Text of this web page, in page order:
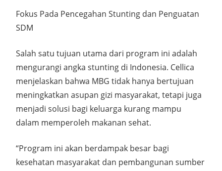
Fokus Pada Pencegahan Stunting dan Penguatan
SDM
Salah satu tujuan utama dari program ini adalah
mengurangi angka stunting di Indonesia. Cellica
menjelaskan bahwa MBG tidak hanya bertujuan
meningkatkan asupan gizi masyarakat, tetapi juga
menjadi solusi bagi keluarga kurang mampu
dalam memperoleh makanan sehat.
“Program ini akan berdampak besar bagi
kesehatan masyarakat dan pembangunan sumber